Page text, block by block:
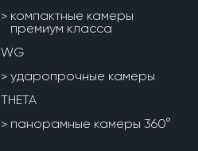
компактные камеры
премиум класса
WG
ударопрочные камеры
THETA
панорамные камеры 360°